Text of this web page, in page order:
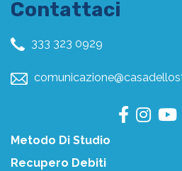
Contattaci
333 323 0929
Metodo Di Studio
Recupero Debiti